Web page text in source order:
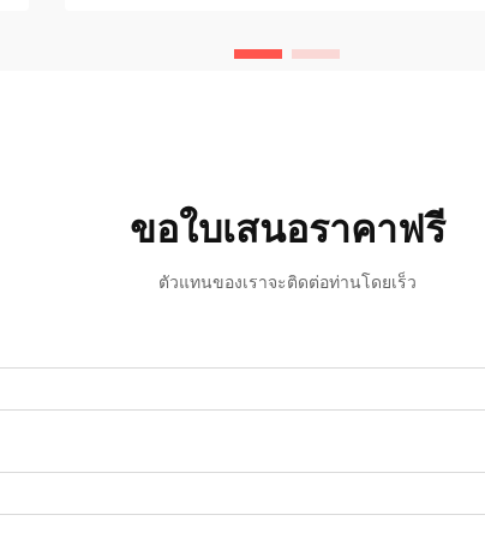
เช่น ความสามารถในการนำความร้อนสูง
ขอใบเสนอราคาฟรี
ตัวแทนของเราจะติดต่อท่านโดยเร็ว